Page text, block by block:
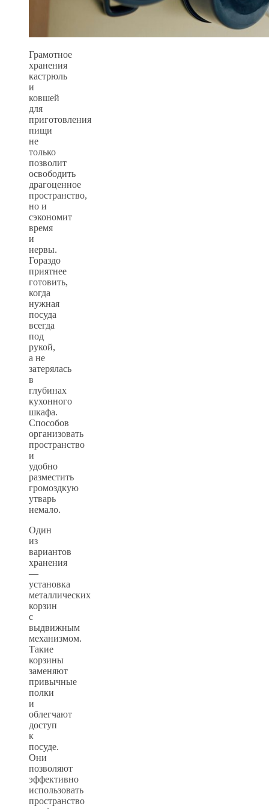
Грамотное
хранения
кастрюль
и
ковшей
для
приготовления
пищи
не
только
позволит
освободить
драгоценное
пространство,
но и
сэкономит
время
и
нервы.
Гораздо
приятнее
готовить,
когда
нужная
посуда
всегда
под
рукой,
а не
затерялась
в
глубинах
кухонного
шкафа.
Способов
организовать
пространство
и
удобно
разместить
громоздкую
утварь
немало.
Один
из
вариантов
хранения
—
установка
металлических
корзин
с
выдвижным
механизмом.
Такие
корзины
заменяют
привычные
полки
и
облегчают
доступ
к
посуде.
Они
позволяют
эффективно
использовать
пространство